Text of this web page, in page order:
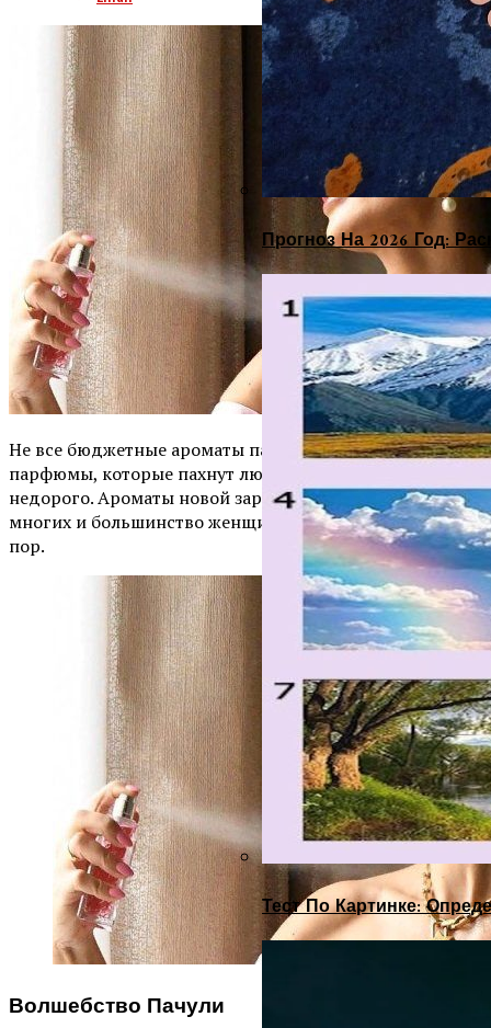
Прогноз На 2026 Год:
Тест По Картинке:
Не все бюджетные ароматы пахнут «дешево», есть те
парфюмы, которые пахнут люксом, хоть и стоят
недорого. Ароматы новой зари легендарны, они есть у
многих и большинство женщин ими пользуется до сих
пор.
Волшебство Пачули